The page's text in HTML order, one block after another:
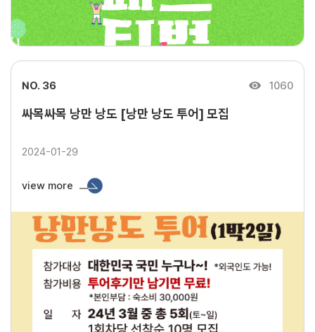
NO. 36 1060
싸목싸목 낭만 낭도 [낭만 낭도 투어] 모집
2024-01-29
view more